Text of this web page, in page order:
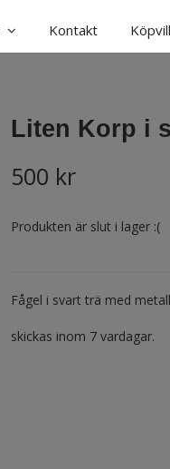
Liten Korp i
500 kr
Produkten är slut i lager :(
Fågel i svart trä med
skickas inom 7 vardagar.
Kontakt